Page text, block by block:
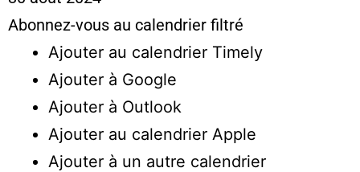
Abonnez-vous au calendrier filtré
Ajouter au calendrier Timely
Ajouter à Google
Ajouter à Outlook
Ajouter au calendrier Apple
Ajouter à un autre calendrier